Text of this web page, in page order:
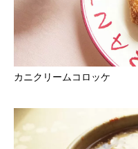
カニクリームコロッケ